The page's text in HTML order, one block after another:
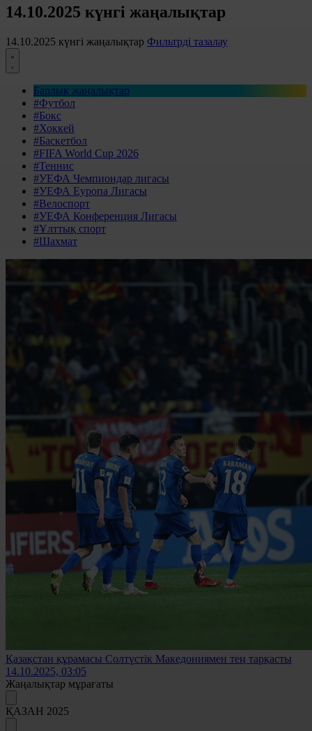
14.10.2025 күнгі жаңалықтар
14.10.2025 күнгі жаңалықтар Фильтрді тазалау
Барлық жаңалықтар
#Футбол
#Бокс
#Хоккей
#Баскетбол
#FIFA World Cup 2026
#Теннис
#УЕФА Чемпиондар лигасы
#УЕФА Еуропа Лигасы
#Велоспорт
#УЕФА Конференция Лигасы
#Ұлттық спорт
#Шахмат
Қазақстан құрамасы Солтүстік Македониямен тең тарқасты
14.10.2025, 03:05
Жаңалықтар мұрағаты
ҚАЗАН 2025